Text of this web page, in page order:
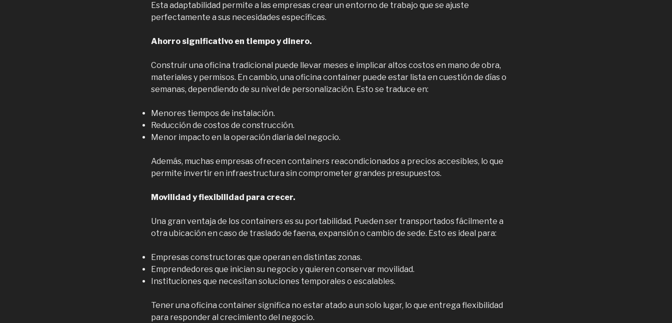
Esta adaptabilidad permite a las empresas crear un entorno de trabajo que se ajuste
perfectamente a sus necesidades específicas.
Ahorro significativo en tiempo y dinero.
Construir una oficina tradicional puede llevar meses e implicar altos costos en mano de obra,
materiales y permisos. En cambio, una oficina container puede estar lista en cuestión de días o
semanas, dependiendo de su nivel de personalización. Esto se traduce en:
Menores tiempos de instalación.
Reducción de costos de construcción.
Menor impacto en la operación diaria del negocio.
Además, muchas empresas ofrecen containers reacondicionados a precios accesibles, lo que
permite invertir en infraestructura sin comprometer grandes presupuestos.
Movilidad y flexibilidad para crecer.
Una gran ventaja de los containers es su portabilidad. Pueden ser transportados fácilmente a
otra ubicación en caso de traslado de faena, expansión o cambio de sede. Esto es ideal para:
Empresas constructoras que operan en distintas zonas.
Emprendedores que inician su negocio y quieren conservar movilidad.
Instituciones que necesitan soluciones temporales o escalables.
Tener una oficina container significa no estar atado a un solo lugar, lo que entrega flexibilidad
para responder al crecimiento del negocio.